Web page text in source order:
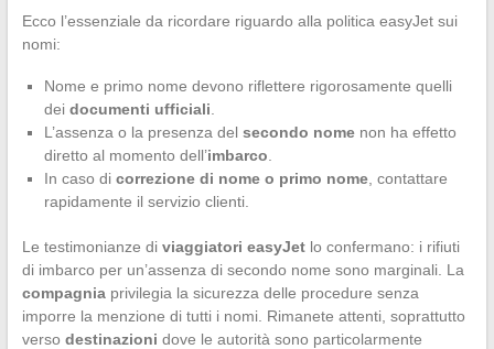
Ecco l’essenziale da ricordare riguardo alla politica easyJet sui
nomi:
Nome e primo nome devono riflettere rigorosamente quelli
dei documenti ufficiali
L’assenza o la presenza del secondo nomenon ha effetto
diretto al momento dell’imbarco
In caso di correzione di nome o primo nome, contattare
rapidamente il servizio clienti.
Le testimonianze di viaggiatori easyJetlo confermano: i rifiuti
di imbarco per un’assenza di secondo nome sono marginali. La
compagniaprivilegia la sicurezza delle procedure senza
imporre la menzione di tutti i nomi. Rimanete attenti, soprattutto
verso destinazioni dove le autorità sono particolarmente